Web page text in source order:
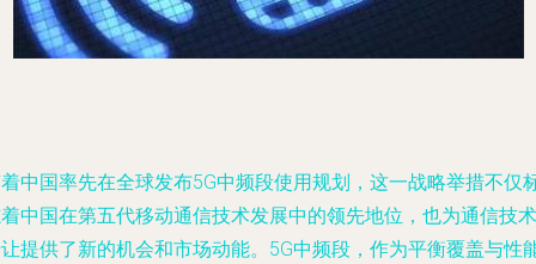
中国率先在全球发布5G中频段使用规划，这一战略举措不仅
中国在第五代移动通信技术发展中的领先地位，也为通信技术
提供了新的机会和市场动能。5G中频段，作为平衡覆盖与性